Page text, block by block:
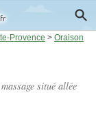
Provence > Oraison
situé allée